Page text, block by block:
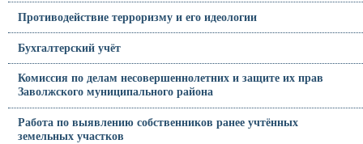
Противодействие терроризму и его идеологии
Бухгалтерский учёт
Комиссия по делам несовершеннолетних и защите их прав
Заволжского муниципального района
Работа по выявлению собственников ранее учтённых
земельных участков